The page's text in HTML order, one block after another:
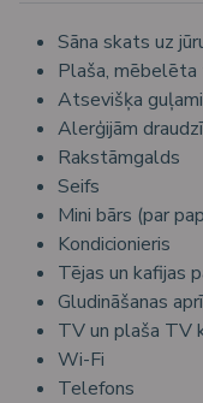
Sāna skats uz
Plaša, mēbelēta
Atsevišķa
Alerģijām
Rakstāmgalds
Seifs
Mini bārs (par
Kondicionieris
Tējas un kafijas
Gludināšanas
TV un plaša TV
Wi-Fi
Telefons